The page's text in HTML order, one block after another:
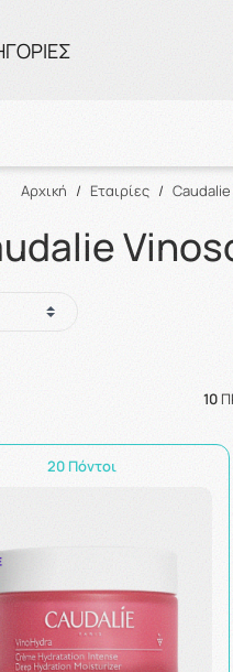
Αρχική / Εταιρίες / Caudalie
10
20 Πόντοι